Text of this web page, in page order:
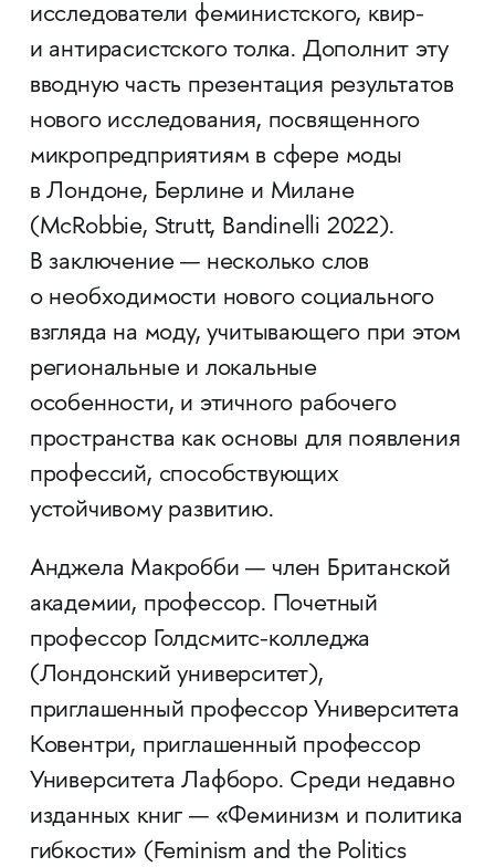
исследователи феминистского, квир-
и антирасистского толка. Дополнит эту
вводную часть презентация результатов
нового исследования, посвященного
микропредприятиям в сфере моды
в Лондоне, Берлине и Милане
(McRobbie, Strutt, Bandinelli 2022).
В заключение — несколько слов
о необходимости нового социального
взгляда на моду, учитывающего при этом
региональные и локальные
особенности, и этичного рабочего
пространства как основы для появления
профессий, способствующих
устойчивому развитию.
Анджела Макробби — член Британской
академии, профессор. Почетный
профессор Голдсмитс-колледжа
(Лондонский университет),
приглашенный профессор Университета
Ковентри, приглашенный профессор
Университета Лафборо. Среди недавно
изданных книг — «Феминизм и политика
гибкости» (Feminism and the Politics